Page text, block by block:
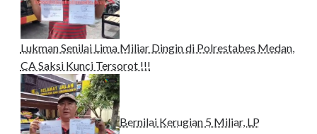
Lukman Senilai Lima Miliar Dingin di Polrestabes Medan,
CA Saksi Kunci Tersorot !!!
Bernilai Kerugian 5 Miliar, LP